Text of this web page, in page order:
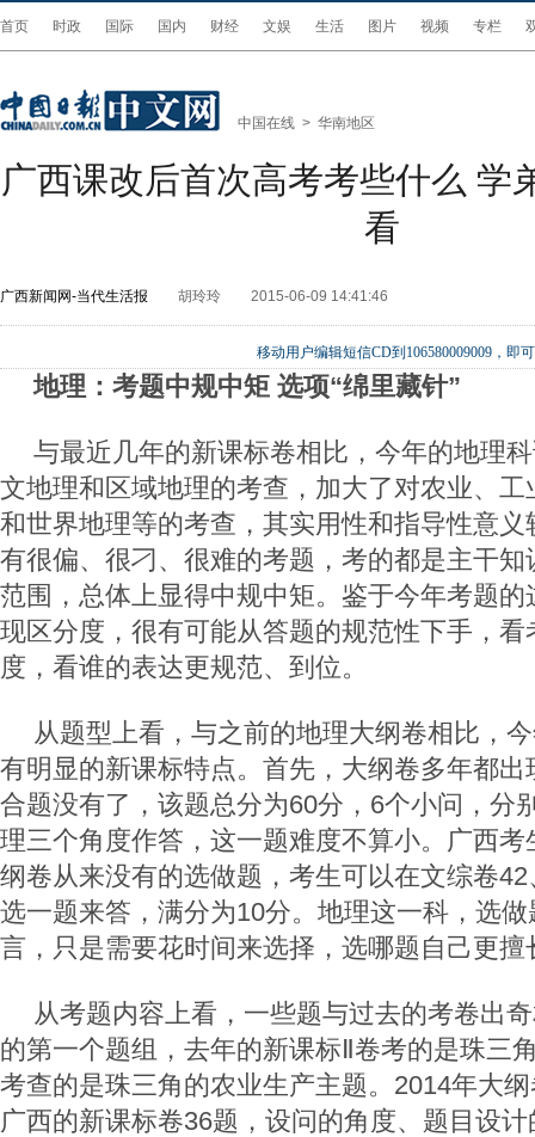
首页 时政 国际 国内 财经 文娱 生活 图片 视频 专栏
中国在线 > 华南地区
广西课改后首次高考考些什么 学
看
广西新闻网-当代生活报 胡玲玲 2015-06-09 14:41:46
移动用户编辑短信CD到106580009009，即
地理：考题中规中矩 选项“绵里藏针”
与最近几年的新课标卷相比，今年的地理
文地理和区域地理的考查，加大了对农业、
和世界地理等的考查，其实用性和指导性意
有很偏、很刁、很难的考题，考的都是主干
范围，总体上显得中规中矩。鉴于今年考题
现区分度，很有可能从答题的规范性下手，
度，看谁的表达更规范、到位。
从题型上看，与之前的地理大纲卷相比，
有明显的新课标特点。首先，大纲卷多年都出
合题没有了，该题总分为60分，6个小问，分
理三个角度作答，这一题难度不算小。广西
纲卷从来没有的选做题，考生可以在文综卷
选一题来答，满分为10分。地理这一科，选
言，只是需要花时间来选择，选哪题自己更
从考题内容上看，一些题与过去的考卷出
的第一个题组，去年的新课标Ⅱ卷考的是珠三
考查的是珠三角的农业生产主题。2014年大
广西的新课标卷36题，设问的角度、题目设